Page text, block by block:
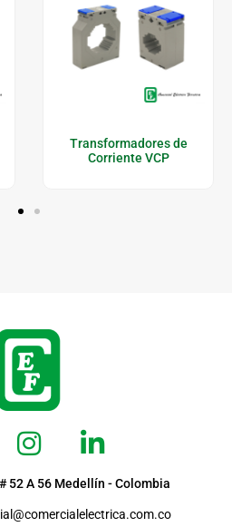
Transformadores de
Corriente VCP
52 A 56 Medellín - Colombia